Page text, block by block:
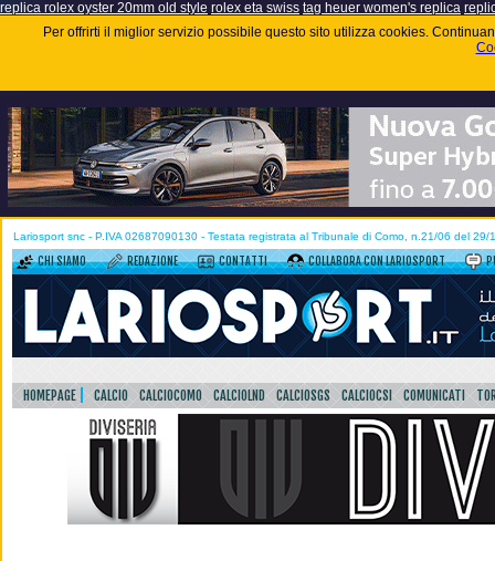
replica rolex oyster 20mm old style rolex eta swiss tag heuer women's replica
Per offrirti il miglior servizio possibile questo sito utilizza cookies.
Lariosport snc - P.IVA 02687090130 - Testata registrata al Tribunale di Como, n.21/06 del 29/
CHI SIAMO REDAZIONE CONTATTI COLLABORA CON LARIOSPORT
HOMEPAGE CALCIO CALCIOCOMO CALCIOLND CALCIOSGS CALCIOCSI COMUNICATI